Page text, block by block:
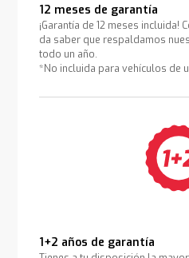
12 meses de garantía
¡Garantía de 12 meses incluida!
da saber que respaldamos
todo un año.
*No incluida para vehículos de
1+2 años de garantía